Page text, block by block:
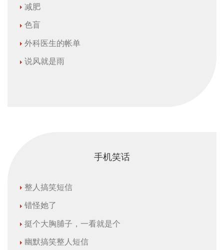
减肥
色盲
外科医生的帐单
说风就是雨
手机笑话
整人搞笑短信
错怪她了
挺个大胸脯子，一看就是个
幽默搞笑整人短信